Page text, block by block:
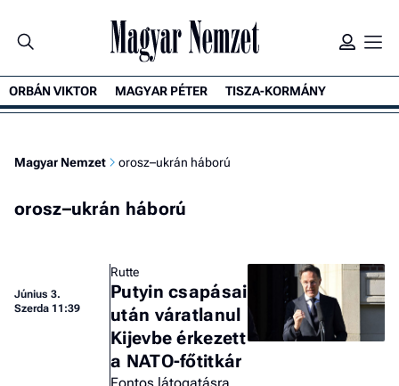
ORBÁN VIKTOR MAGYAR PÉTER TISZA-KORMÁNY
Magyar Nemzet orosz–ukrán háború
orosz–ukrán háború
Június 3.
Szerda 11:39
Rutte
Putyin csapásai
után váratlanul
Kijevbe érkezett
a NATO-főtitkár